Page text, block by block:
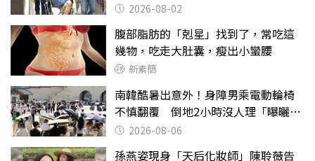
2026-08-02
腹部脂肪的「剋星」找到了，常吃這
幾物，吃走大肚囊，瘦出小蠻腰
新素簡
南韓酷暑出意外！身障男乘電動輪椅
不慎翻覆 倒地2小時沒人理「曝曬
亡」2026-08-06
孫燕姿現身「天后化妝師」陳聆薇告